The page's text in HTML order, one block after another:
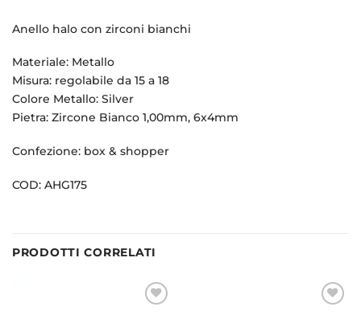
Anello halo con zirconi bianchi
Materiale: Metallo
Misura: regolabile da 15 a 18
Colore Metallo: Silver
Pietra: Zircone Bianco 1,00mm, 6x4mm
Confezione: box & shopper
COD: AHG175
PRODOTTI CORRELATI